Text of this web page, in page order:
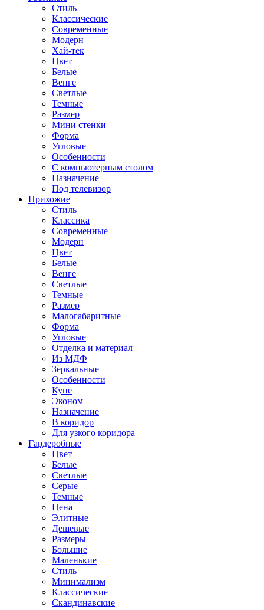
Стиль
Классические
Современные
Модерн
Хай-тек
Цвет
Белые
Венге
Светлые
Темные
Размер
Мини стенки
Форма
Угловые
Особенности
С компьютерным столом
Назначение
Под телевизор
Прихожие
Стиль
Классика
Современные
Модерн
Цвет
Белые
Венге
Светлые
Темные
Размер
Малогабаритные
Форма
Угловые
Отделка и материал
Из МДФ
Зеркальные
Особенности
Купе
Эконом
Назначение
В коридор
Для узкого коридора
Гардеробные
Цвет
Белые
Светлые
Серые
Темные
Цена
Элитные
Дешевые
Размеры
Большие
Маленькие
Стиль
Минимализм
Классические
Скандинавские